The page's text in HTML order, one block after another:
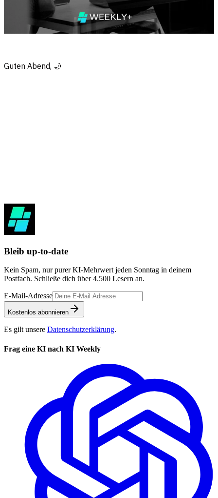
Guten Abend, 🌙
Anmelden & lesen
Bleib up-to-date
Kein Spam, nur purer KI-Mehrwert jeden Sonntag in deinem
Postfach. Schließe dich über4.500 Lesern an.
E-Mail-Adresse
Kostenlos abonnieren
Es gilt unsere Datenschutzerklärung.
Frag eine KI nach KI Weekly